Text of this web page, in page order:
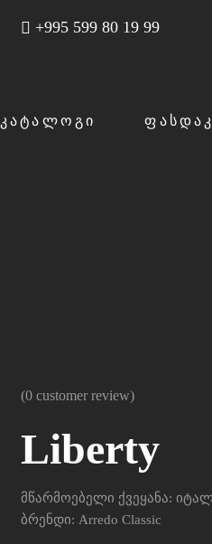
+995 599 80 19 99
ᲙᲐᲢᲐᲚᲝᲒᲘ
(0 customer review)
Liberty
მწარმოებელი ქვეყანა:
ბრენდი: Arredo Classic